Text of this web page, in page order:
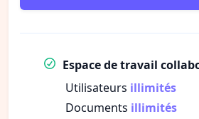
Espace de travail
Utilisateurs illimités
Documents illimités